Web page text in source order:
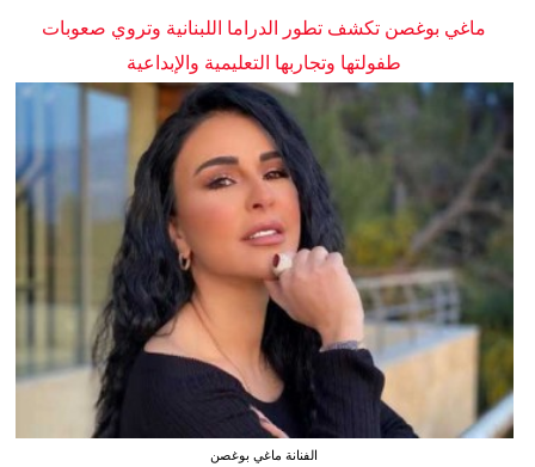
ماغي بوغصن تكشف تطور الدراما اللبنانية وتروي صعوبات
طفولتها وتجاربها التعليمية والإبداعية
الفنانة ماغي بوغصن